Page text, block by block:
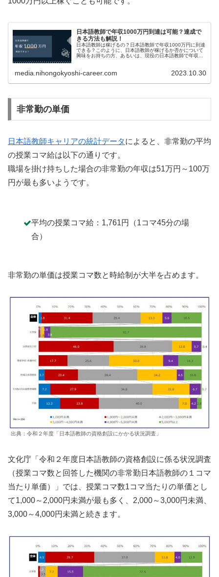
日本語教師で年収1000万円到達は可能？達成で
きる方法も解説！
日本語教師は稼げるの？日本語教師で年収1000万円に到達
できる？このように、日本語教師が稼げるか否かについて
興味をお持ちの方、あるいは、現役の日本語教師で年収ア
media.nihongokyoshi-career.com 2023.10.30
非常勤の単価
日本語教師キャリアの統計データによると、非常勤の平均
の授業コマ給は以下の通りです。
職場を掛け持ちした場合の非常勤の年収は51万円～100万
円が最も多いようです。
平均の授業コマ給：1,761円（1コマ45分の場
合）
非常勤の単価は授業コマ数と時給制が大半を占めます。
出典：令和２年度「日本語教師の資格創設にかかる状況調査」
文化庁「令和２年度日本語教師の資格創設に係る状況調査
（授業コマ数と回答した機関の非常勤日本語教師の１コマ
当たり単価）」では、授業コマ数1コマ当たりの単価とし
て1,000～2,000円未満が最も多く、2,000～3,000円未満、
3,000～4,000円未満と続きます。